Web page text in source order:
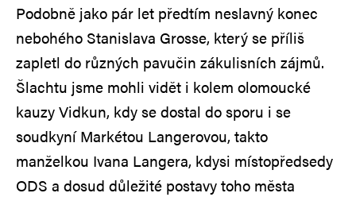
Podobně jako pár let předtím neslavný konec
nebohého Stanislava Grosse, který se příliš
zapletl do různých pavučin zákulisních zájmů.
Šlachtu jsme mohli vidět i kolem olomoucké
kauzy Vidkun, kdy se dostal do sporu i se
soudkyní Markétou Langerovou, takto
manželkou Ivana Langera, kdysi místopředsedy
ODS a dosud důležité postavy toho města